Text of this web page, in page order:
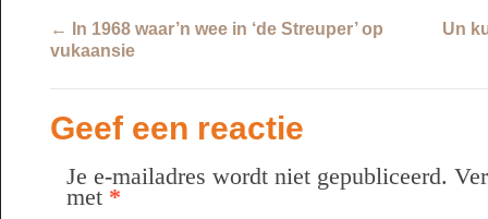
←
In 1968 waar’n wee in ‘de Streuper’ op
vukaansie
Un
Geef een reactie
Je e-mailadres wordt niet gepubliceerd.
met *